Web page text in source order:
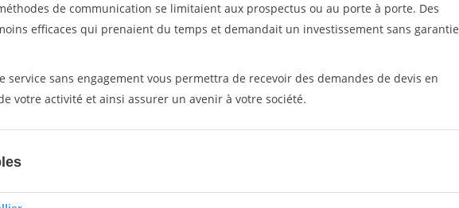
de communication se limitaient aux prospectus ou au porte à porte. Des
efficaces qui prenaient du temps et demandait un investissement sans garantie
service sans engagement vous permettra de recevoir des demandes de devis en
votre activité et ainsi assurer un avenir à votre société.